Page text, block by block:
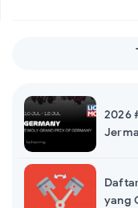
2026
yang